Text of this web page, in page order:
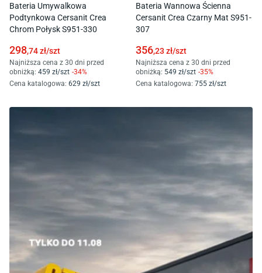
Bateria Umywalkowa
Podtynkowa Cersanit Crea
Chrom Połysk S951-330
298,74zł/szt
Najniższa cena z 30 dni przed
obniżką: 459 zł/szt -34%
Cena katalogowa: 629 zł/szt
Bateria Wannowa Ścienna
Cersanit Crea Czarny Mat S951-
307
356,23zł/szt
Najniższa cena z 30 dni przed
obniżką: 549 zł/szt -35%
Cena katalogowa: 755 zł/szt